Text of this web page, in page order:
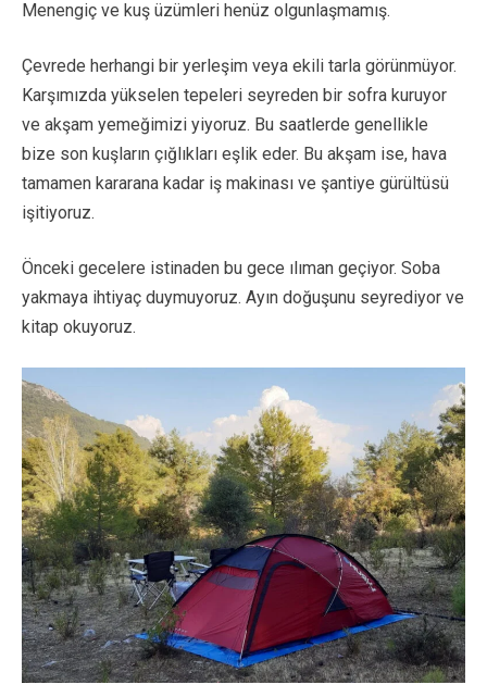
Menengiç ve kuş üzümleri henüz olgunlaşmamış.
Çevrede herhangi bir yerleşim veya ekili tarla görünmüyor.
Karşımızda yükselen tepeleri seyreden bir sofra kuruyor
ve akşam yemeğimizi yiyoruz. Bu saatlerde genellikle
bize son kuşların çığlıkları eşlik eder. Bu akşam ise, hava
tamamen kararana kadar iş makinası ve şantiye gürültüsü
işitiyoruz.
Önceki gecelere istinaden bu gece ılıman geçiyor. Soba
yakmaya ihtiyaç duymuyoruz. Ayın doğuşunu seyrediyor ve
kitap okuyoruz.